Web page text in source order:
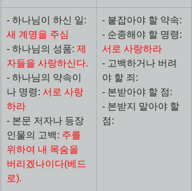
- 하나님이 하신 일:
새 계명을 주심
- 하나님의 성품: 제
자들을 사랑하신다.
- 하나님의 약속이
나 명령: 서로 사랑
하라
- 본문 저자나 등장
인물의 고백: 주를
위하여 내 목숨을
버리겠나이다(베드
로).
- 붙잡아야 할 약속:
- 순종해야 할 명령:
서로 사랑하라
- 고백하거나 버려
야 할 죄:
- 본받아야 할 점:
- 본받지 말아야 할
점: